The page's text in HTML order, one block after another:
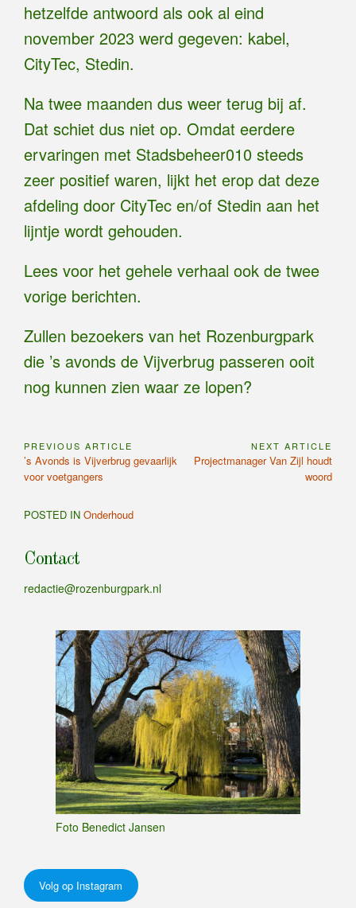
hetzelfde antwoord als ook al eind
november 2023 werd gegeven: kabel,
CityTec, Stedin.
Na twee maanden dus weer terug bij af.
Dat schiet dus niet op. Omdat eerdere
ervaringen met Stadsbeheer010 steeds
zeer positief waren, lijkt het erop dat deze
afdeling door CityTec en/of Stedin aan het
lijntje wordt gehouden.
Lees voor het gehele verhaal ook de twee
vorige berichten.
Zullen bezoekers van het Rozenburgpark
die ’s avonds de Vijverbrug passeren ooit
nog kunnen zien waar ze lopen?
Bericht
navigatie
PREVIOUS ARTICLE
Previous
Article:
’s Avonds is Vijverbrug gevaarlijk
voor voetgangers
NEXT ARTICLE
Next
Projectmanager Van Zijl houdt
woord
POSTED IN Onderhoud
Contact
redactie@rozenburgpark.nl
Foto Benedict Jansen
Volg op Instagram